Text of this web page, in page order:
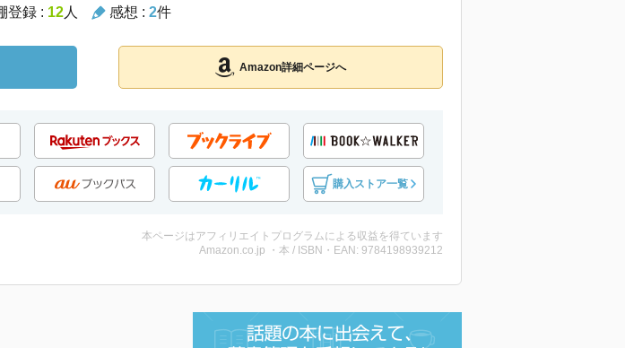
登録 : 12人 感想 : 2件
Amazon詳細ページへ
購入ストア一覧
本ページはアフィリエイトプログラムによる収益を得ています
Amazon.co.jp ・本 / ISBN・EAN: 9784198939212